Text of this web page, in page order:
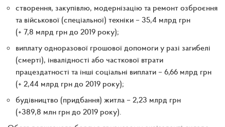
створення, закупівлю, модернізацію та ремонт озброєння
та військової (спеціальної) техніки – 35,4 млрд грн
(+ 7,8 млрд грн до 2019 року);
виплату одноразової грошової допомоги у разі загибелі
(смерті), інвалідності або часткової втрати
працездатності та інші соціальні виплати – 6,66 млрд грн
(+ 2,44 млрд грн до 2019 року);
будівництво (придбання) житла – 2,23 млрд грн
(+389,8 млн грн до 2019 року).